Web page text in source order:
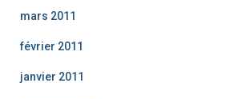
mars 2011
février 2011
janvier 2011